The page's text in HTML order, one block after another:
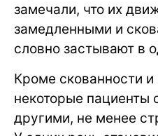
замечали, что их
замедленными и
словно застывают в
Кроме скованности и
некоторые пациенты
другими, не менее